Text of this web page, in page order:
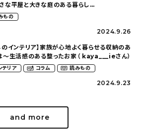
な平屋と大きな庭のある暮らし
さん）
もの
2024.9.26
のインテリア】家族が心地よく暮らせる収納のあ
〜生活感のある整ったお家（ kaya___ieさん）
テリア コラム 読みもの
2024.9.23
and more